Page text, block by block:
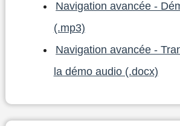
Navigation avancée -
(.mp3)
Navigation avancée -
la démo audio (.docx)